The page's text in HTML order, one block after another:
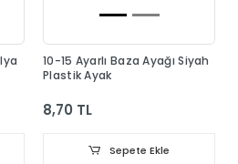
10-15 Ayarlı Baza Ayağı Siyah
Plastik Ayak
8,70 TL
Sepete Ekle